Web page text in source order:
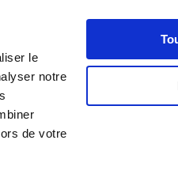
le
notre
de votre